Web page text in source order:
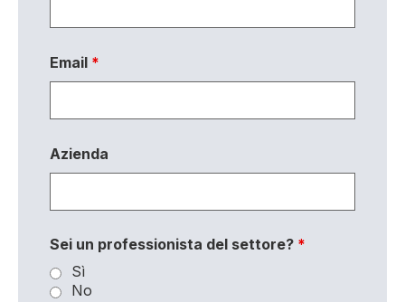
Email *
Azienda
Sei un professionista del settore? *
Sì
No